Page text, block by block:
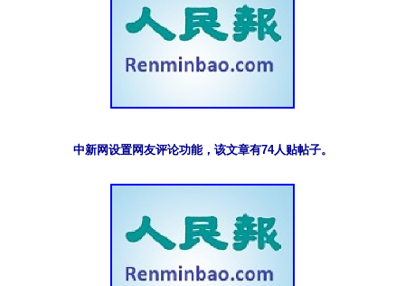
中新网设置网友评论功能，该文章有74人贴帖子。